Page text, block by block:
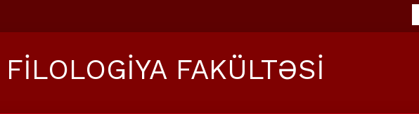
FİLOLOGİYA FAKÜLTƏSİ